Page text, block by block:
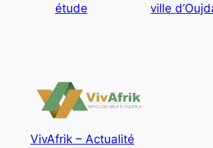
étude
ville
VivAfrik – Actualité